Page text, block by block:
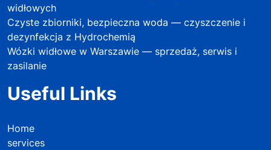
widłowych
Czyste zbiorniki, bezpieczna woda — czyszczenie i
dezynfekcja z Hydrochemią
Wózki widłowe w Warszawie — sprzedaż, serwis i
zasilanie
Useful Links
Home
services